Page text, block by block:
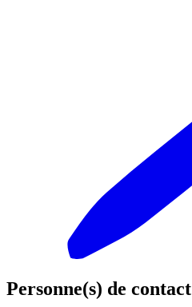
Personne(s) de contact